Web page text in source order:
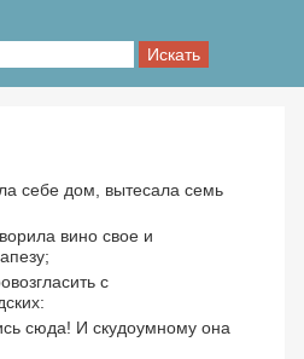
себе дом, вытесала семь
вино свое и
с
сюда! И скудоумному она